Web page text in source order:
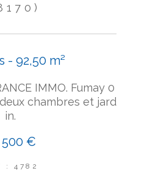
- 92,50 m²
IMMO. Fumay 0
chambres et jard
in.
500 €
: 4782